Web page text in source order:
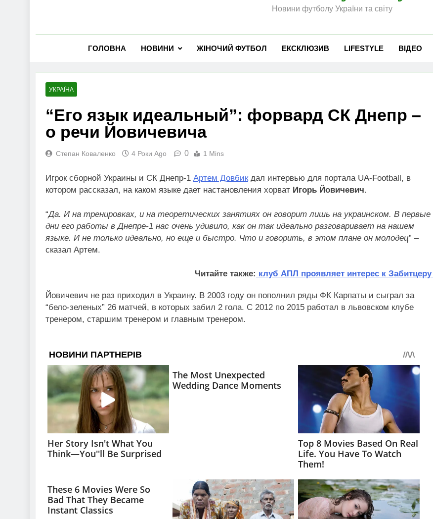
Новини футболу України та світу
ГОЛОВНА НОВИНИ ЖІНОЧИЙ ФУТБОЛ ЕКСКЛЮЗИВ LIFESTYLE ВІДЕО
УКРАЇНА
“Его язык идеальный”: форвард СК Днепр –
о речи Йовичевича
Степан Коваленко 4 Роки Ago 0 1 Mins
Игрок сборной Украины и СК Днепр-1 Артем Довбикдал интервью для портала UA-Football, в
котором рассказал, на каком языке дает настановления хорват Игорь Йовичевич.
“Да. И на тренировках, и на теоретических занятиях он говорит лишь на украинском. В первые
дни его работы в Днепре-1 нас очень удивило, как он так идеально разговаривает на нашем
языке. И не только идеально, но еще и быстро. Что и говорить, в этом плане он молодец” –
сказал Артем.
Читайте также: клуб АПЛ проявляет интерес к Забитцеру
Йовичевич не раз приходил в Украину. В 2003 году он пополнил ряды ФК Карпаты и сыграл за
“бело-зеленых” 26 матчей, в которых забил 2 гола. С 2012 по 2015 работал в львовском клубе
тренером, старшим тренером и главным тренером.